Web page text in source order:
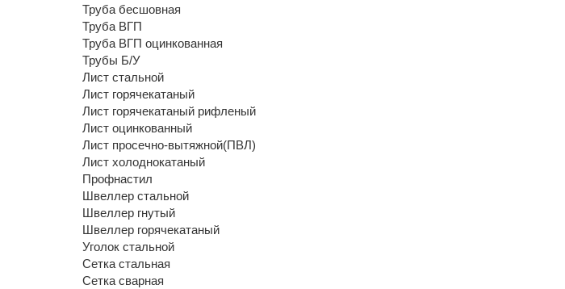
Труба бесшовная
Труба ВГП
Труба ВГП оцинкованная
Трубы Б/У
Лист стальной
Лист горячекатаный
Лист горячекатаный рифленый
Лист оцинкованный
Лист просечно-вытяжной(ПВЛ)
Лист холоднокатаный
Профнастил
Швеллер стальной
Швеллер гнутый
Швеллер горячекатаный
Уголок стальной
Сетка стальная
Сетка сварная